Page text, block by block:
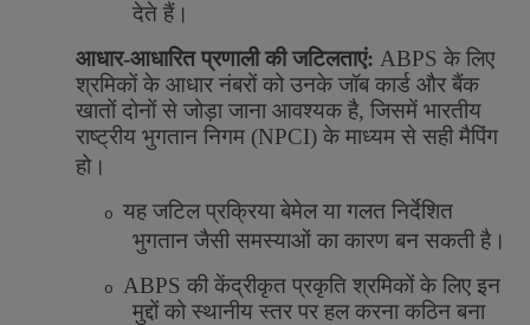
देते हैं।
आधार-आधारित प्रणाली की जटिलताएं: ABPS के लिए
श्रमिकों के आधार नंबरों को उनके जॉब कार्ड और बैंक
खातों दोनों से जोड़ा जाना आवश्यक है, जिसमें भारतीय
राष्ट्रीय भुगतान निगम (NPCI) के माध्यम से सही मैपिंग
हो।
o यह जटिल प्रक्रिया बेमेल या गलत निर्देशित
भुगतान जैसी समस्याओं का कारण बन सकती है।
o ABPS की केंद्रीकृत प्रकृति श्रमिकों के लिए इन
मुद्दों को स्थानीय स्तर पर हल करना कठिन बना